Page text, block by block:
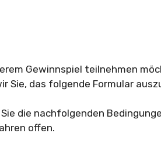
Gewinnspiel teilnehmen
das folgende Formular
die nachfolgenden
offen.